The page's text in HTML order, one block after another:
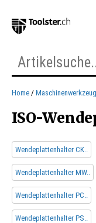
Home
ISO-
Wendeplattenhalter CK..
Wendeplattenhalter MW..
Wendeplattenhalter PC..
Wendeplattenhalter PS..